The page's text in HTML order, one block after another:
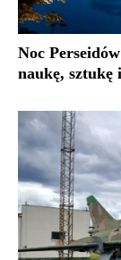
Noc
naukę, sztukę